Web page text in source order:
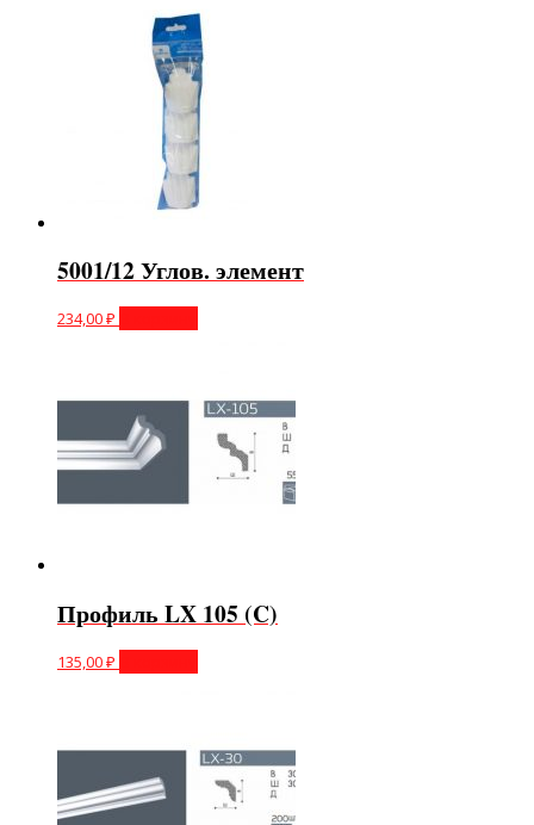
5001/12 Углов. элемент
234,00₽
Профиль LX 105 (C)
135,00₽